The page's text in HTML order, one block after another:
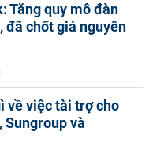
Tăng quy mô đàn
đã chốt giá nguyên
về việc tài trợ cho
Sungroup và